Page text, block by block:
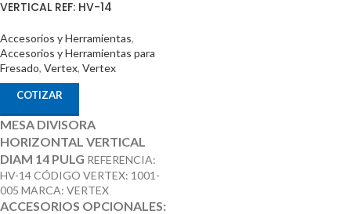
VERTICAL REF: HV-14
Accesorios y Herramientas,
Accesorios y Herramientas para
Fresado, Vertex, Vertex
COTIZAR
MESA DIVISORA
HORIZONTAL VERTICAL
DIAM 14 PULG REFERENCIA:
HV-14 CÓDIGO VERTEX: 1001-
005 MARCA: VERTEX
ACCESORIOS OPCIONALES: